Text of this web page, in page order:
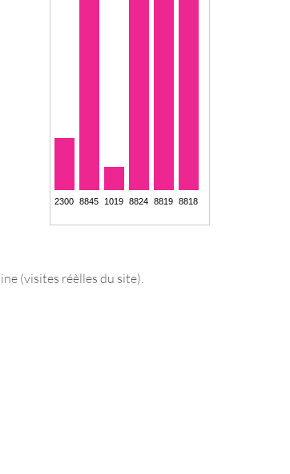
(visites réèlles du site).